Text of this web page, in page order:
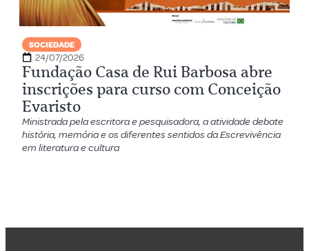
SOCIEDADE
24/07/2026
Fundação Casa de Rui Barbosa abre
inscrições para curso com Conceição
Evaristo
Ministrada pela escritora e pesquisadora, a atividade debate
história, memória e os diferentes sentidos da Escrevivência
em literatura e cultura